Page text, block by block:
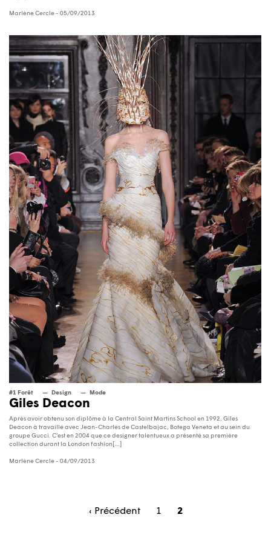
Marlène Cercle- 05/09/2013
#1 Forêt Design Mode
Giles Deacon
Après avoir obtenu son diplôme à la Central Saint Martins School en 1992, Giles
Deacon à travaillé avec Jean-Charles de Castelbajac, Botega Veneta et au sein du
groupe Gucci. C’est en 2004 que ce designer talentueux a présenté sa première
collection durant la London fashion[...]
Marlène Cercle- 04/09/2013
‹ Précédent 1 2